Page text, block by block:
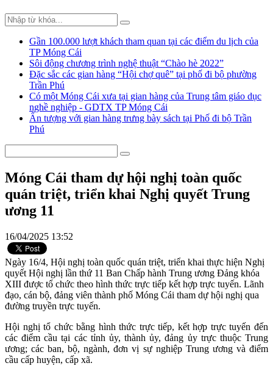
Gần 100.000 lượt khách tham quan tại các điểm du lịch của
TP Móng Cái
Sôi động chương trình nghệ thuật “Chào hè 2022”
Đặc sắc các gian hàng “Hội chợ quê” tại phố đi bộ phường
Trần Phú
Có một Móng Cái xưa tại gian hàng của Trung tâm giáo dục
nghề nghiệp - GDTX TP Móng Cái
Ấn tượng với gian hàng trưng bày sách tại Phố đi bộ Trần
Phú
Móng Cái tham dự hội nghị toàn quốc
quán triệt, triển khai Nghị quyết Trung
ương 11
16/04/2025 13:52
Ngày 16/4, Hội nghị toàn quốc quán triệt, triển khai thực hiện Nghị
quyết Hội nghị lần thứ 11 Ban Chấp hành Trung ương Đảng khóa
XIII được tổ chức theo hình thức trực tiếp kết hợp trực tuyến. Lãnh
đạo, cán bộ, đảng viên thành phố Móng Cái tham dự hội nghị qua
đường truyền trực tuyến.
Hội nghị tổ chức bằng hình thức trực tiếp, kết hợp trực tuyến đến
các điểm cầu tại các tỉnh ủy, thành ủy, đảng ủy trực thuộc Trung
ương; các ban, bộ, ngành, đơn vị sự nghiệp Trung ương và điểm
cầu cấp huyện, cấp xã.